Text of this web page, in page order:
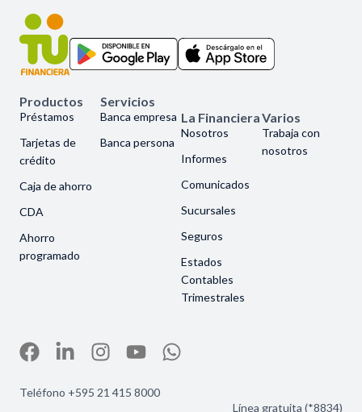
Productos
Préstamos
Tarjetas de
crédito
Caja de ahorro
CDA
Ahorro
programado
Servicios
Banca empresa
Banca persona
La Financiera
Nosotros
Informes
Comunicados
Sucursales
Seguros
Estados
Contables
Trimestrales
Varios
Trabaja con
nosotros
Teléfono +595 21 415 8000
Línea gratuita (*8834)